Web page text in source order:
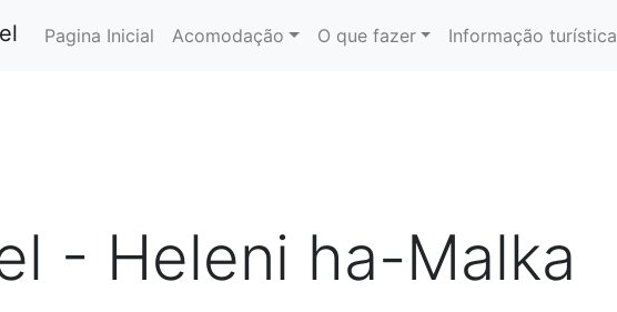
Pagina Inicial Acomodação O que fazer Informação turística
- Heleni ha-Malka